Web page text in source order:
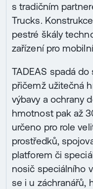
s tradičním
Trucks.
pestré škály
zařízení pro
TADEAS spadá
přičemž užitečná
výbavy a ochrany
hmotnost pak až
určeno pro role
prostředků,
platforem či
nosič speciálního
se i u záchranářů,